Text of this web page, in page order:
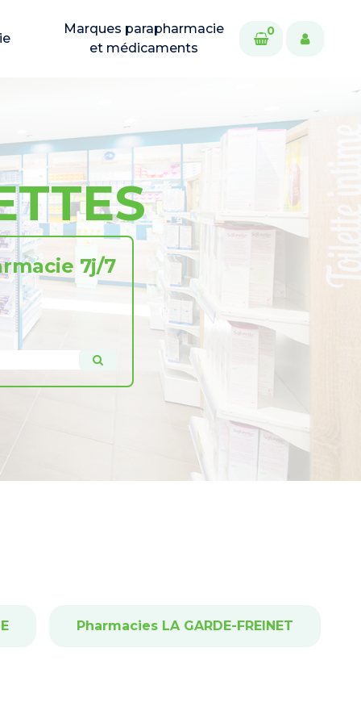
Marques parapharmacie
et médicaments
0
7j/7
Pharmacies LA GARDE-FREINET